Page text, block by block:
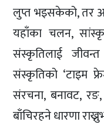
लुप्त भइसकेको, तर
यहाँका चलन,
संस्कृतिलाई
संस्कृतिको ‘टाइम
संरचना, बनावट,
बाँचिरहने धारणा